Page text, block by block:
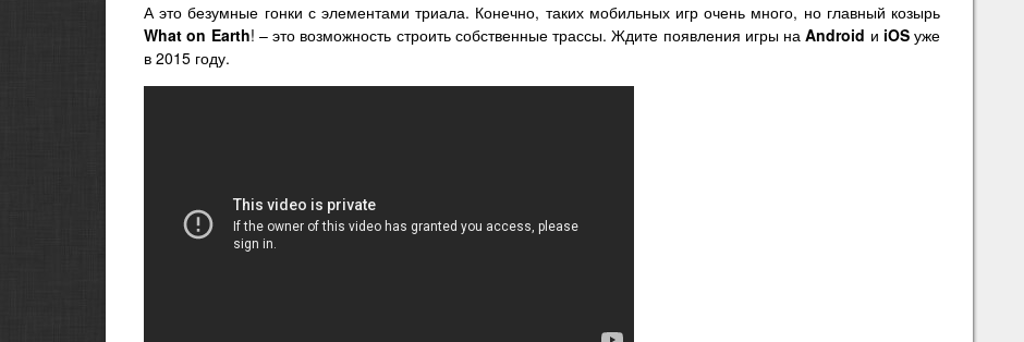
А это безумные гонки с элементами триала. Конечно, таких мобильных игр очень много, но главный козырь
What on Earth! – это возможность строить собственные трассы. Ждите появления игры наAndroid и iOSуже
в 2015 году.